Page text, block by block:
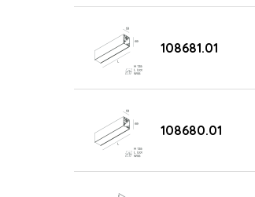
108681.01
108680.01